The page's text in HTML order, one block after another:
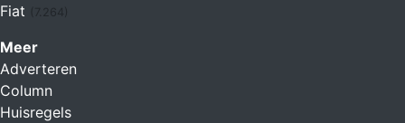
Fiat (7.264)
Meer
Adverteren
Column
Huisregels